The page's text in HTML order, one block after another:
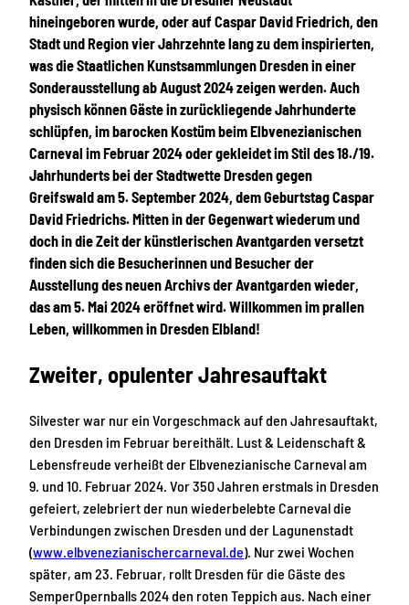
hineingeboren wurde, oder auf Caspar David Friedrich, den
Stadt und Region vier Jahrzehnte lang zu dem inspirierten,
was die Staatlichen Kunstsammlungen Dresden in einer
Sonderausstellung ab August 2024 zeigen werden. Auch
physisch können Gäste in zurückliegende Jahrhunderte
schlüpfen, im barocken Kostüm beim Elbvenezianischen
Carneval im Februar 2024 oder gekleidet im Stil des 18./19.
Jahrhunderts bei der Stadtwette Dresden gegen
Greifswald am 5. September 2024, dem Geburtstag Caspar
David Friedrichs. Mitten in der Gegenwart wiederum und
doch in die Zeit der künstlerischen Avantgarden versetzt
finden sich die Besucherinnen und Besucher der
Ausstellung des neuen Archivs der Avantgarden wieder,
das am 5. Mai 2024 eröffnet wird. Willkommen im prallen
Leben, willkommen in Dresden Elbland!
Zweiter, opulenter Jahresauftakt
Silvester war nur ein Vorgeschmack auf den Jahresauftakt,
den Dresden im Februar bereithält. Lust & Leidenschaft &
Lebensfreude verheißt der Elbvenezianische Carneval am
9. und 10. Februar 2024. Vor 350 Jahren erstmals in Dresden
gefeiert, zelebriert der nun wiederbelebte Carneval die
Verbindungen zwischen Dresden und der Lagunenstadt
(www.elbvenezianischercarneval.de). Nur zwei Wochen
später, am 23. Februar, rollt Dresden für die Gäste des
SemperOpernballs 2024 den roten Teppich aus. Nach einer